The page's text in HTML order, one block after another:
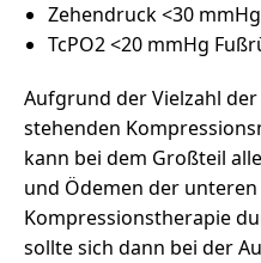
Zehendruck <30 mmHg
TcPO2 <20 mmHg
Aufgrund der Vielzahl
stehenden
kann bei dem Großteil
und Ödemen der
Kompressionstherapie
sollte sich dann bei der